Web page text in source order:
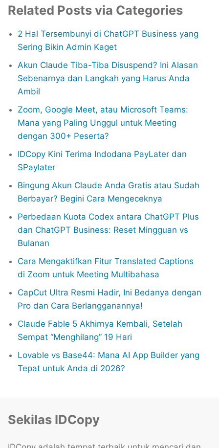
Related Posts via Categories
2 Hal Tersembunyi di ChatGPT Business yang
Sering Bikin Admin Kaget
Akun Claude Tiba-Tiba Disuspend? Ini Alasan
Sebenarnya dan Langkah yang Harus Anda
Ambil
Zoom, Google Meet, atau Microsoft Teams:
Mana yang Paling Unggul untuk Meeting
dengan 300+ Peserta?
IDCopy Kini Terima Indodana PayLater dan
SPaylater
Bingung Akun Claude Anda Gratis atau Sudah
Berbayar? Begini Cara Mengeceknya
Perbedaan Kuota Codex antara ChatGPT Plus
dan ChatGPT Business: Reset Mingguan vs
Bulanan
Cara Mengaktifkan Fitur Translated Captions
di Zoom untuk Meeting Multibahasa
CapCut Ultra Resmi Hadir, Ini Bedanya dengan
Pro dan Cara Berlangganannya!
Claude Fable 5 Akhirnya Kembali, Setelah
Sempat “Menghilang” 19 Hari
Lovable vs Base44: Mana AI App Builder yang
Tepat untuk Anda di 2026?
Sekilas IDCopy